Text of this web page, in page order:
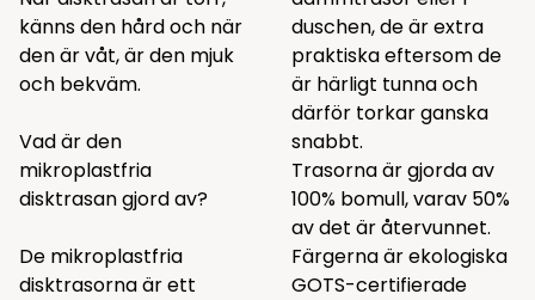
känns den hård och när
den är våt, är den mjuk
och bekväm.
Vad är den
mikroplastfria
disktrasan gjord av?
De mikroplastfria
disktrasorna är ett
duschen, de är extra
praktiska eftersom de
är härligt tunna och
därför torkar ganska
snabbt.
Trasorna är gjorda av
100% bomull, varav 50%
av det är återvunnet.
Färgerna är ekologiska
GOTS-certifierade